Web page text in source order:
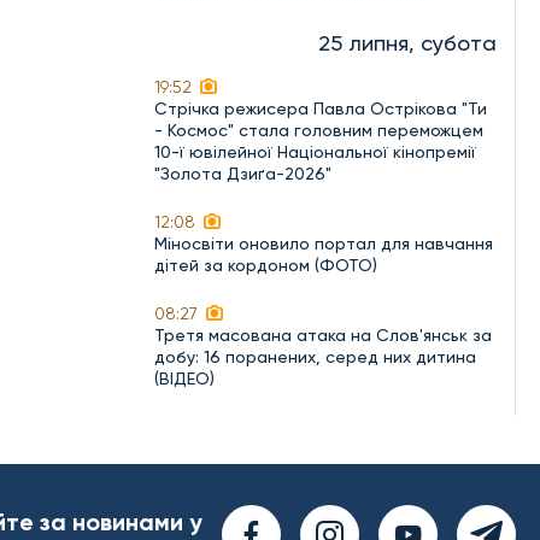
25 липня, субота
19:52
Стрічка режисера Павла Острікова "Ти
- Космос" стала головним переможцем
10-ї ювілейної Національної кінопремії
"Золота Дзиґа-2026"
12:08
Міносвіти оновило портал для навчання
дітей за кордоном (ФОТО)
08:27
Третя масована атака на Слов'янськ за
добу: 16 поранених, серед них дитина
(ВІДЕО)
за новинами у